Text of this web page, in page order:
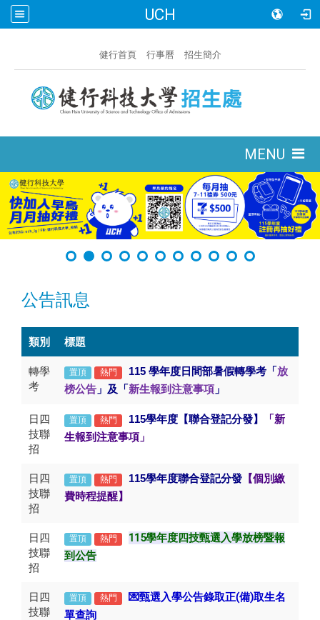
UCH
健行首頁 行事曆 招生簡介
MENU
公告訊息
類別 標題
轉學
考
置頂 熱門 115 學年度日間部暑假轉學考「放
榜公告 」及「新生報到注意事項 」
日四
技聯
招
置頂 熱門 115學年度【聯合登記分發】
「新
生報到注意事項」
日四
技聯
招
置頂 熱門 115學年度聯合登記分發【個別繳
費時程提醒】
日四
技聯
招
置頂 熱門
115學年度四技甄選入學放榜暨報
到公告
日四
技聯
置頂 熱門 💌甄選入學公告錄取正(備)取生名
單查詢